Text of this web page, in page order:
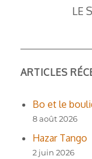
LE
ARTICLES
Bo et le
8 août 2026
Hazar Tango
2 juin 2026